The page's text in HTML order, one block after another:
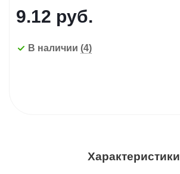
9.12 руб.
В наличии (4)
Характеристики